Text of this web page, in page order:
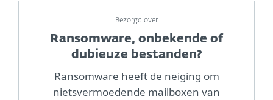
Bezorgd over
Ransomware, onbekende of
dubieuze bestanden?
Ransomware heeft de neiging om
nietsvermoedende mailboxen van